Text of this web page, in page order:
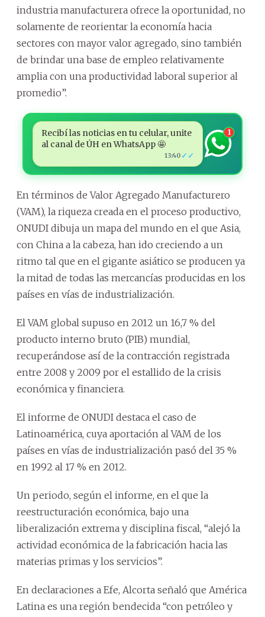
industria manufacturera ofrece la oportunidad, no
solamente de reorientar la economía hacia
sectores con mayor valor agregado, sino también
de brindar una base de empleo relativamente
amplia con una productividad laboral superior al
promedio”.
Recibí las noticias en tu celular, unite
al canal de ÚH en WhatsApp 🤩
13:40 ✓✓
1
En términos de Valor Agregado Manufacturero
(VAM), la riqueza creada en el proceso productivo,
ONUDI dibuja un mapa del mundo en el que Asia,
con China a la cabeza, han ido creciendo a un
ritmo tal que en el gigante asiático se producen ya
la mitad de todas las mercancías producidas en los
países en vías de industrialización.
El VAM global supuso en 2012 un 16,7 % del
producto interno bruto (PIB) mundial,
recuperándose así de la contracción registrada
entre 2008 y 2009 por el estallido de la crisis
económica y financiera.
El informe de ONUDI destaca el caso de
Latinoamérica, cuya aportación al VAM de los
países en vías de industrialización pasó del 35 %
en 1992 al 17 % en 2012.
Un periodo, según el informe, en el que la
reestructuración económica, bajo una
liberalización extrema y disciplina fiscal, “alejó la
actividad económica de la fabricación hacia las
materias primas y los servicios”.
En declaraciones a Efe, Alcorta señaló que América
Latina es una región bendecida “con petróleo y